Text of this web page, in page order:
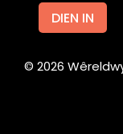
nuusbrief
te
vul
DIEN IN
© 2026